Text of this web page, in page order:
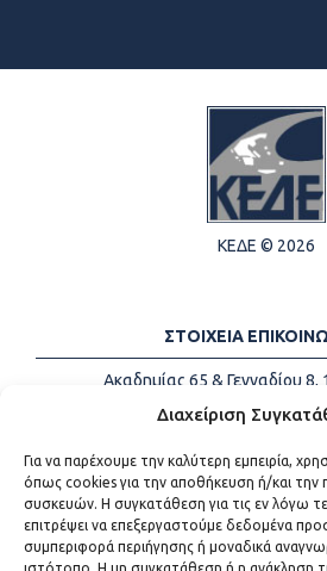
Διαχείριση
Για να παρέχουμε την καλύτερη εμπειρία,
όπως cookies για την αποθήκευση ή/και
συσκευών. Η συγκατάθεση για τις εν λόγω
επιτρέψει να επεξεργαστούμε δεδομένα
συμπεριφορά περιήγησης ή μοναδικά
ΚΕΔΕ © 2026
ΣΤΟΙΧΕΙΑ
Ακαδημίας 65 & Γενναδίου
Τηλέφωνα:
+30 213-
Email:
info@kede.gr
ΧΡΗΣΙΜΟΙ